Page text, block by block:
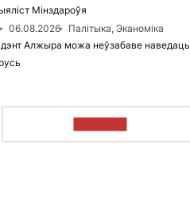
Мінздароўя
06.08.2026
Палітыка, Эканоміка
Алжыра можа неўзабаве наведаць